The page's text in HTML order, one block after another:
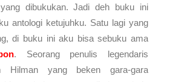
dibukukan. Jadi deh buku ini
antologi ketujuhku. Satu lagi yang
di buku ini aku bisa sebuku ama
. Seorang penulis legendaris
Hilman yang beken gara-gara